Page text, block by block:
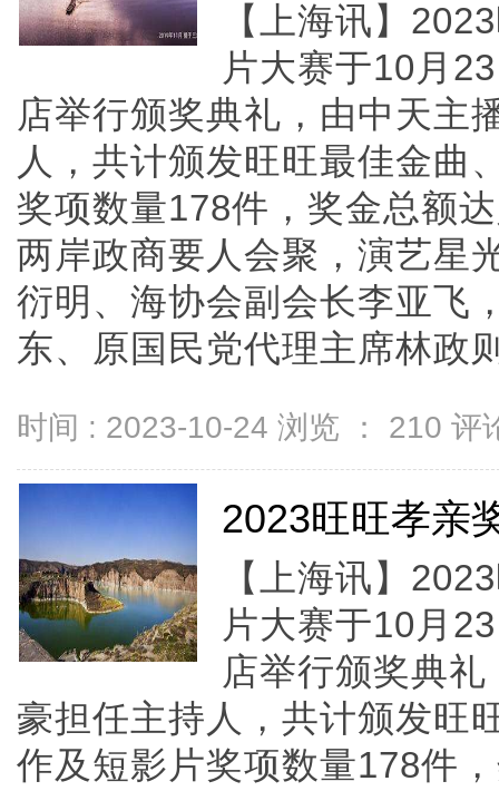
【上海讯】
片大赛于10月
店举行颁奖典礼，由中天主
人，共计颁发旺旺最佳金曲
奖项数量178件，奖金总额
两岸政商要人会聚，演艺星
衍明、海协会副会长李亚飞
东、原国民党代理主席林政
时间 : 2023-10-24 浏览 ： 210 评
2023旺旺孝亲
【上海讯】
片大赛于10月
店举行颁奖典
豪担任主持人，共计颁发旺
作及短影片奖项数量178件